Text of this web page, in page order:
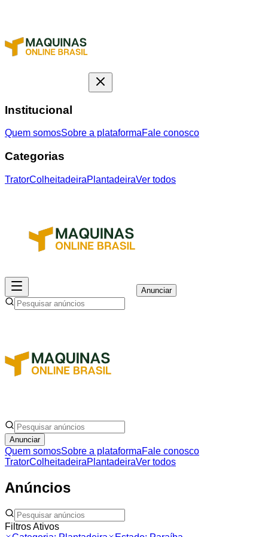
Institucional
Quem somosSobre a plataformaFale conosco
Categorias
TratorColheitadeiraPlantadeiraVer todos
Anunciar
Anunciar
Quem somosSobre a plataformaFale conosco
TratorColheitadeiraPlantadeiraVer todos
Anúncios
Filtros Ativos